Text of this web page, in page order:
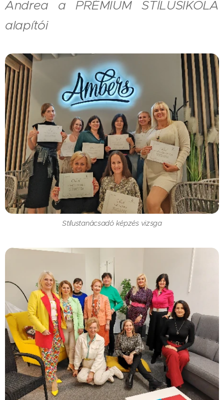
Andrea a PRÉMIUM STÍLUSIKOLA
alapítói
Stílustanácsadó képzés vizsga